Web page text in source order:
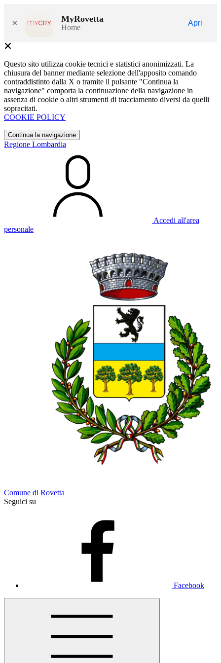
× MyRovetta
Home
Apri
Questo sito utilizza cookie tecnici e statistici anonimizzati. La
chiusura del banner mediante selezione dell'apposito comando
contraddistinto dalla X o tramite il pulsante "Continua la
navigazione" comporta la continuazione della navigazione in
assenza di cookie o altri strumenti di tracciamento diversi da quelli
sopracitati.
COOKIE POLICY
Continua la navigazione
Regione Lombardia
Accedi all'area
personale
Comune di Rovetta
Seguici su
Facebook